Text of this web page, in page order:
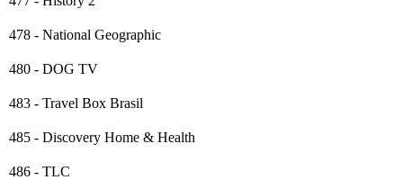
478 - National Geographic
480 - DOG TV
483 - Travel Box Brasil
485 - Discovery Home & Health
486 - TLC